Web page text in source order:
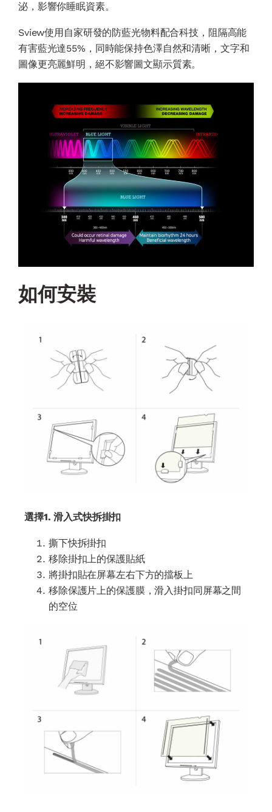
泌，影響你睡眠資素。
Sview使用自家研發的防藍光物料配合科技，阻隔高能
有害藍光達55%，同時能保持色澤自然和清晰，文字和
圖像更亮麗鮮明，絕不影響圖文顯示質素。
如何安裝
選擇1. 滑入式快拆掛扣
撕下快拆掛扣
移除掛扣上的保護貼紙
將掛扣貼在屏幕左右下方的擋板上
移除保護片上的保護膜，滑入掛扣同屏幕之間
的空位